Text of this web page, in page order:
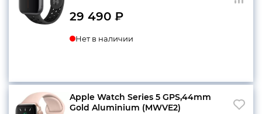
29 490 ₽
Нет в наличии
Apple Watch Series 5 GPS,44mm
Gold Aluminium (MWVE2)